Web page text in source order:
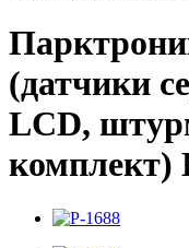
(датчики
LCD,